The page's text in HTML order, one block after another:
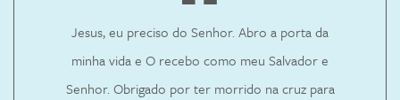
Jesus, eu preciso do Senhor. Abro a porta da
minha vida e O recebo como meu Salvador e
Senhor. Obrigado por ter morrido na cruz para